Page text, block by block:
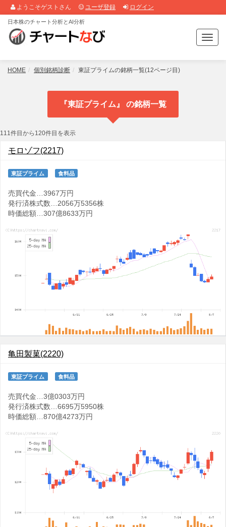
ようこそゲストさん ユーザ登録 ログイン
T
o
g
日本株のチャート分析とAI分析
HOME 個別銘柄診断 東証プライムの銘柄一覧(12ページ目)
『東証プライム』 の銘柄一覧
111件目から120件目を表示
モロゾフ(2217)
東証プライム 食料品
売買代金…3967万円
発行済株式数…2056万5356株
時価総額…307億8633万円
亀田製菓(2220)
東証プライム 食料品
売買代金…3億0303万円
発行済株式数…6695万5950株
時価総額…870億4273万円